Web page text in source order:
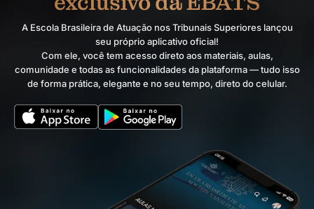
A Escola Brasileira de Atuação nos Tribunais Superiores lançou
seu próprio aplicativo oficial!
Com ele, você tem acesso direto aos materiais, aulas,
comunidade e todas as funcionalidades da plataforma — tudo isso
de forma prática, elegante e no seu tempo, direto do celular.